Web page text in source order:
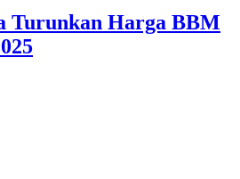
Turunkan Harga BBM